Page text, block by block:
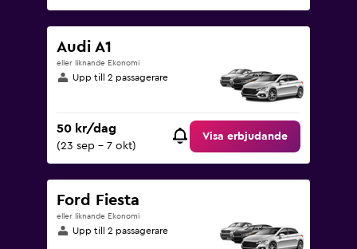
Audi A1
eller liknande Ekonomi
Upp till 2 passagerare
50 kr/dag
(23 sep - 7 okt)
Visa erbjudande
Ford Fiesta
eller liknande Ekonomi
Upp till 2 passagerare